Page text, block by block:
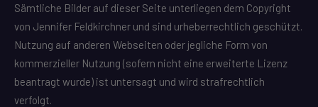
Sämtliche Bilder auf dieser Seite unterliegen dem Copyright
von Jennifer Feldkirchner und sind urheberrechtlich geschützt.
Nutzung auf anderen Webseiten oder jegliche Form von
kommerzieller Nutzung (sofern nicht eine erweiterte Lizenz
beantragt wurde) ist untersagt und wird strafrechtlich
verfolgt.